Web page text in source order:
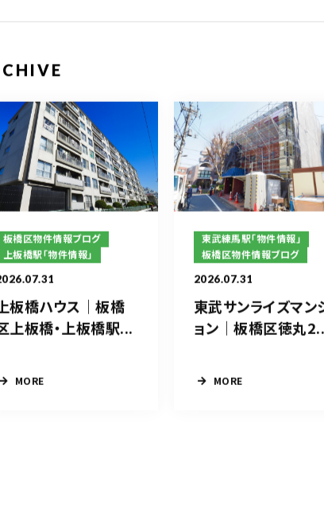
板橋区物件情報ブログ
上板橋駅「物件情報」
板橋ハウス｜板橋
上板橋・上板橋駅...
MORE
東武練馬駅「物件情報」
板橋区物件情報ブログ
2026.07.31
東武サンライズマン
ョン｜板橋区徳丸
MORE